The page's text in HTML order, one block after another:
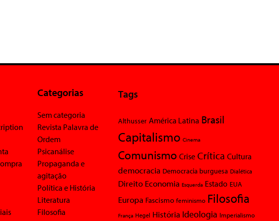
Categorias
Sem categoria
Revista Palavra de
Ordem
Psicanálise
Propaganda e
agitação
Política e História
Literatura
Filosofia
Tags
Althusser América Latina Brasil
Capitalismo Cinema
Comunismo Crise Crítica Cultura
democracia Democracia burguesa Dialética
Direito Economia Esquerda Estado EUA
Europa Fascismo feminismo Filosofia
França Hegel História Ideologia Imperialismo